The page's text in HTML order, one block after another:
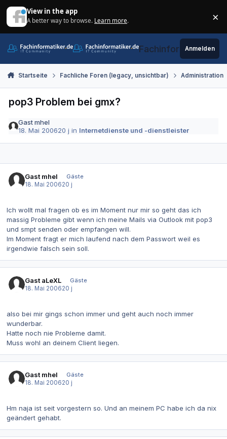
View in the app
A better way to browse. Learn more. ×
Fachinformatiker.de
Anmelden
Startseite Fachliche Foren (legacy, unsichtbar) Administration
pop3 Problem bei gmx?
Gast mhel
18. Mai 200620 j in Internetdienste und -dienstleister
Gast mhel
Gäste
18. Mai 200620 j
Ich wollt mal fragen ob es im Moment nur mir so geht das ich
massig Probleme gibt wenn ich meine Mails via Outlook mit pop3
und smpt senden oder empfangen will.
Im Moment fragt er mich laufend nach dem Passwort weil es
irgendwie falsch sein soll.
Gast aLeXL
Gäste
18. Mai 200620 j
also bei mir gings schon immer und geht auch noch immer
wunderbar.
Hatte noch nie Probleme damit.
Muss wohl an deinem Client liegen.
Gast mhel
Gäste
18. Mai 200620 j
Hm naja ist seit vorgestern so. Und an meinem PC habe ich da nix
geändert gehabt.